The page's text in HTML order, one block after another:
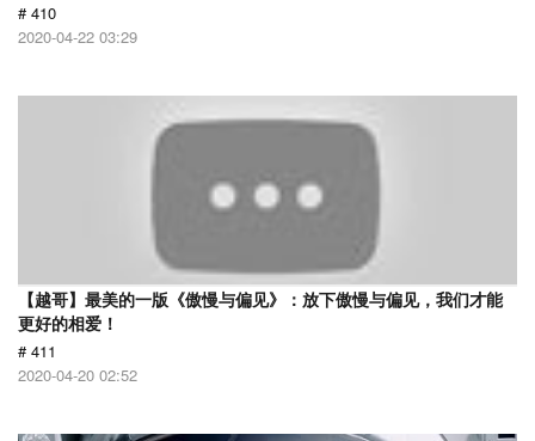
# 410
2020-04-22 03:29
【越哥】最美的一版《傲慢与偏见》：放下傲慢与偏见，我们才能
更好的相爱！
# 411
2020-04-20 02:52